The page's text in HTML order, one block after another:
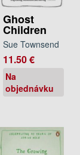
Ghost
Children
Sue Townsend
11.50 €
Na
objednávku